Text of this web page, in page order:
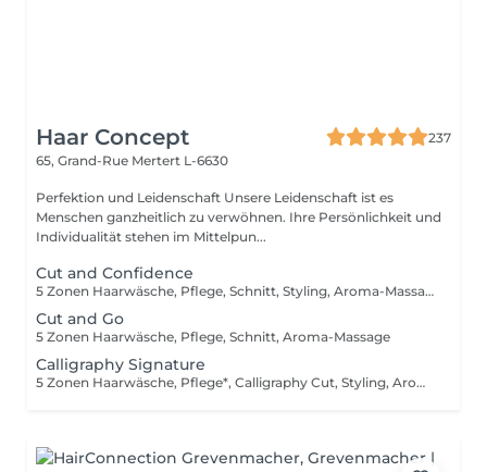
Haar Concept
237
65, Grand-Rue Mertert L-6630
Perfektion und Leidenschaft Unsere Leidenschaft ist es
Menschen ganzheitlich zu verwöhnen. Ihre Persönlichkeit und
Individualität stehen im Mittelpun...
Cut and Confidence
5 Zonen Haarwäsche, Pflege, Schnitt, Styling, Aroma-Massage
Cut and Go
5 Zonen Haarwäsche, Pflege, Schnitt, Aroma-Massage
Calligraphy Signature
5 Zonen Haarwäsche, Pflege*, Calligraphy Cut, Styling, Aroma-Massage